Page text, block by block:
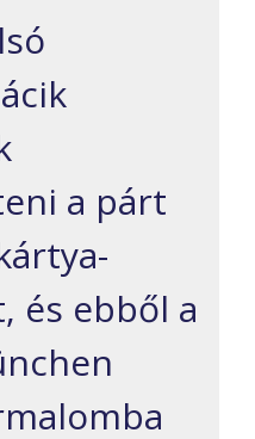
a párt
és ebből a